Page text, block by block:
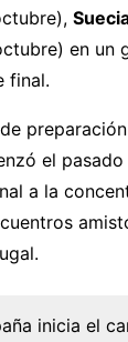
en un
final.
el
a la
inicia el